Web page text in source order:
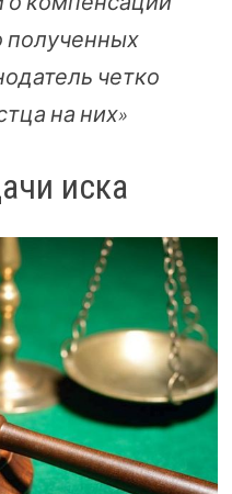
полученных
четко
на них»
иска